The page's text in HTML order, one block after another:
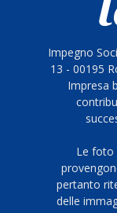
Impegno
13 - 00195
Impresa
Le foto
pertanto
delle